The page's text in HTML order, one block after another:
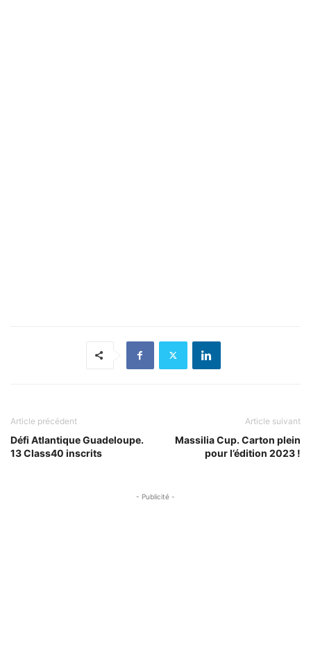
Article précédent
Défi Atlantique Guadeloupe.
13 Class40 inscrits
Article suivant
Massilia Cup. Carton plein
pour l’édition 2023 !
- Publicité -